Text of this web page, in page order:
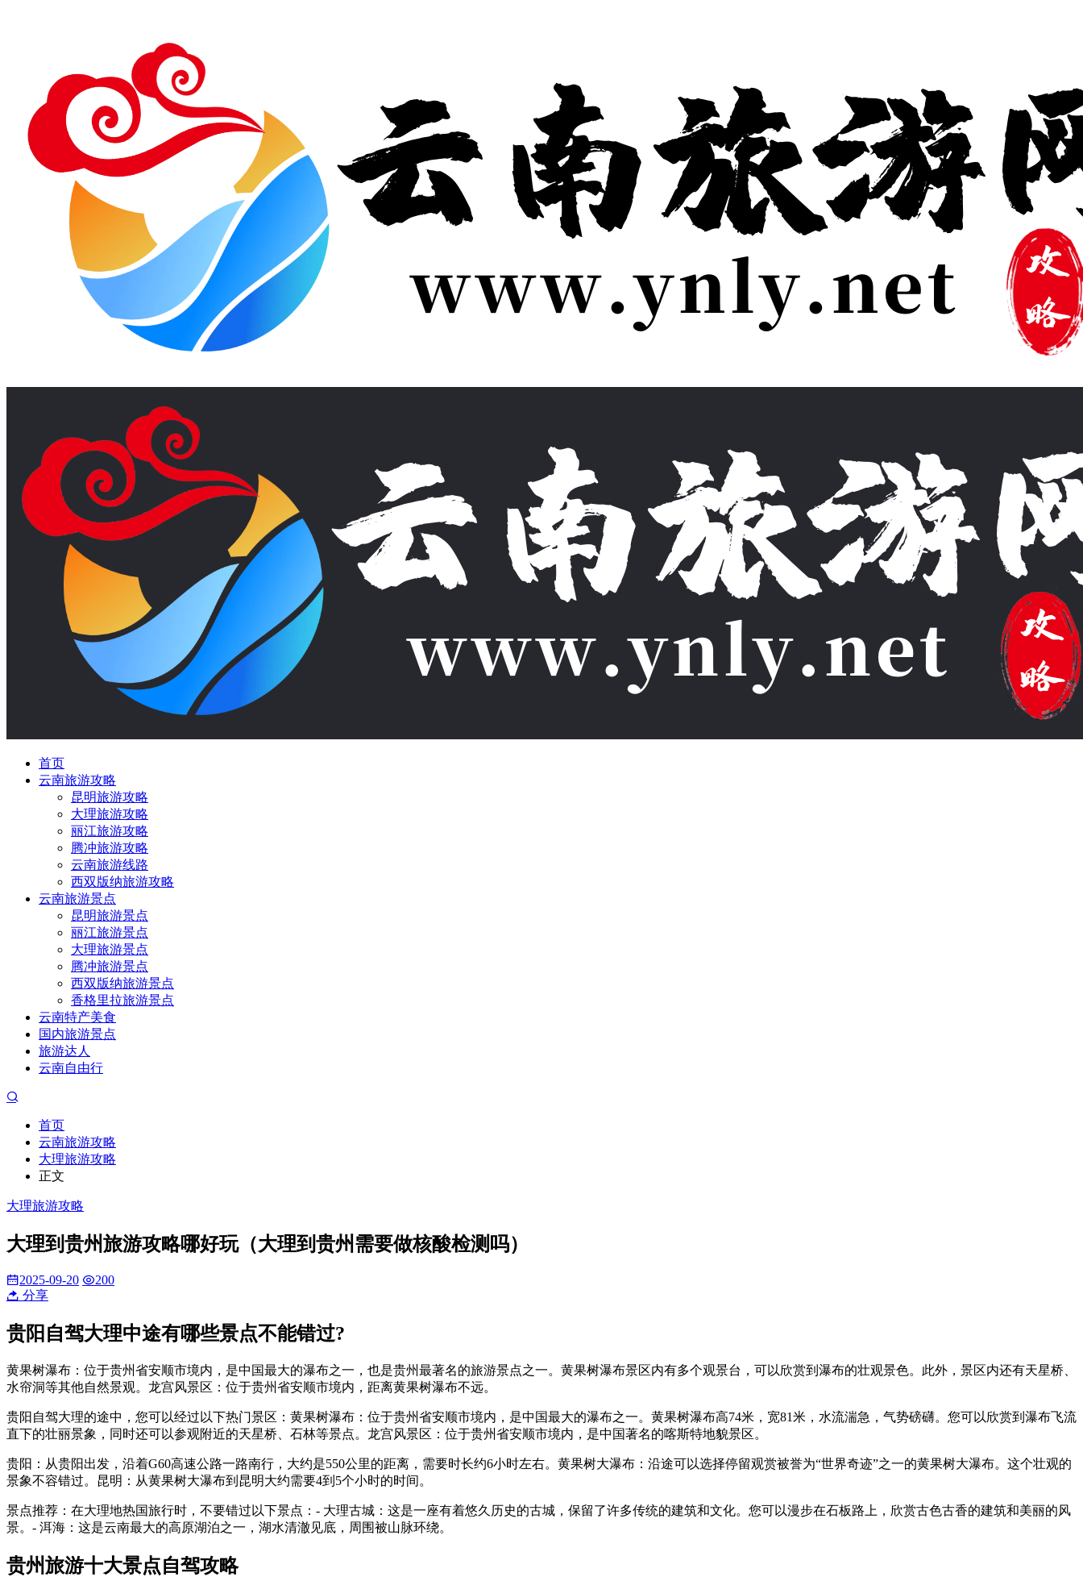
首页
云南旅游攻略
昆明旅游攻略
大理旅游攻略
丽江旅游攻略
腾冲旅游攻略
云南旅游线路
西双版纳旅游攻略
云南旅游景点
昆明旅游景点
丽江旅游景点
大理旅游景点
腾冲旅游景点
西双版纳旅游景点
香格里拉旅游景点
云南特产美食
国内旅游景点
旅游达人
云南自由行
首页
云南旅游攻略
大理旅游攻略
正文
大理旅游攻略
大理到贵州旅游攻略哪好玩（大理到贵州需要做核酸检测吗）
2025-09-20
200
分享
贵阳自驾大理中途有哪些景点不能错过?
黄果树瀑布：位于贵州省安顺市境内，是中国最大的瀑布之一，也是贵州最著名的旅游景点之一。黄果树瀑布景区内有多个观景台，可以欣赏到瀑布的壮观景色。此外，景区内还有天星桥、
水帘洞等其他自然景观。龙宫风景区：位于贵州省安顺市境内，距离黄果树瀑布不远。
贵阳自驾大理的途中，您可以经过以下热门景区：黄果树瀑布：位于贵州省安顺市境内，是中国最大的瀑布之一。黄果树瀑布高74米，宽81米，水流湍急，气势磅礴。您可以欣赏到瀑布飞流
直下的壮丽景象，同时还可以参观附近的天星桥、石林等景点。龙宫风景区：位于贵州省安顺市境内，是中国著名的喀斯特地貌景区。
贵阳：从贵阳出发，沿着G60高速公路一路南行，大约是550公里的距离，需要时长约6小时左右。黄果树大瀑布：沿途可以选择停留观赏被誉为“世界奇迹”之一的黄果树大瀑布。这个壮观的
景象不容错过。昆明：从黄果树大瀑布到昆明大约需要4到5个小时的时间。
景点推荐：在大理地热国旅行时，不要错过以下景点：- 大理古城：这是一座有着悠久历史的古城，保留了许多传统的建筑和文化。您可以漫步在石板路上，欣赏古色古香的建筑和美丽的风
景。- 洱海：这是云南最大的高原湖泊之一，湖水清澈见底，周围被山脉环绕。
贵州旅游十大景点自驾攻略